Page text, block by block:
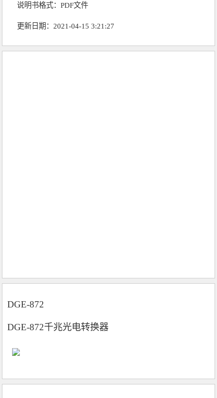
说明书格式：PDF文件
更新日期：2021-04-15 3:21:27
DGE-872
DGE-872千兆光电转换器